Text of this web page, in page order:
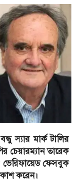
স্যার মার্ক টালির
চেয়ারম্যান তারেক
ভেরিফায়েড ফেসবুক
করেন।